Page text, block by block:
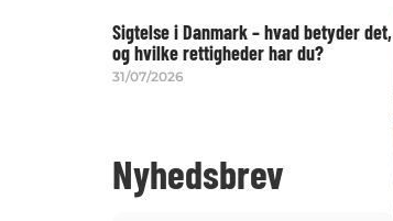
Sigtelse i Danmark – hvad betyder det,
og hvilke rettigheder har du?
31/07/2026
Nyhedsbrev